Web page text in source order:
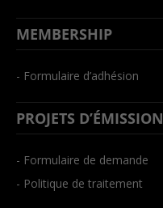
MEMBERSHIP
- Formulaire d’adhésion
PROJETS D’ÉMISSION
- Formulaire de demande
- Politique de traitement